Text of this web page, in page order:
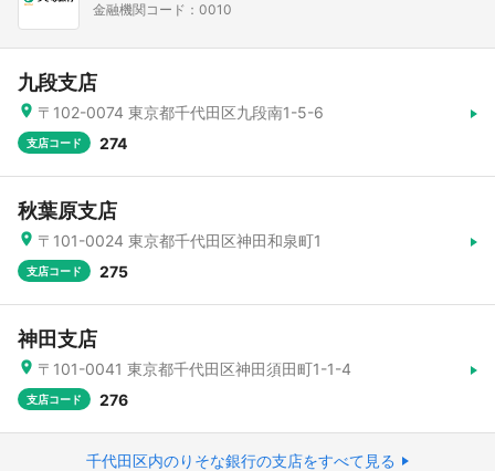
金融機関コード：0010
九段支店
〒102-0074 東京都千代田区九段南1-5-6
支店コード 274
秋葉原支店
〒101-0024 東京都千代田区神田和泉町1
支店コード 275
神田支店
〒101-0041 東京都千代田区神田須田町1-1-4
支店コード 276
千代田区内のりそな銀行の支店をすべて見る